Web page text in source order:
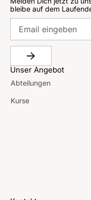
bleibe auf dem
Unser Angebot
Abteilungen
Kurse